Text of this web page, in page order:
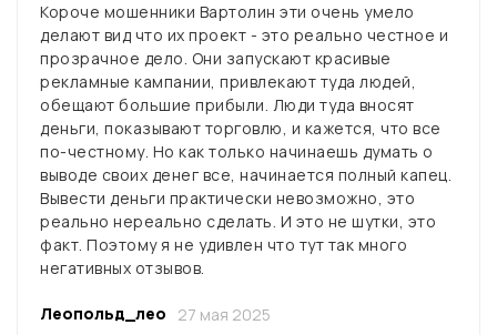
Короче мошенники Вартолин эти очень умело
делают вид что их проект - это реально честное и
прозрачное дело. Они запускают красивые
рекламные кампании, привлекают туда людей,
обещают большие прибыли. Люди туда вносят
деньги, показывают торговлю, и кажется, что все
по-честному. Но как только начинаешь думать о
выводе своих денег все, начинается полный капец.
Вывести деньги практически невозможно, это
реально нереально сделать. И это не шутки, это
факт. Поэтому я не удивлен что тут так много
негативных отзывов.
Леопольд_лео 27 мая 2025